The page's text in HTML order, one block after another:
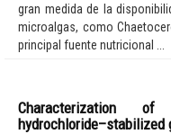
gran medida de la
microalgas, como
principal fuente nutricional ...
Characterization
hydrochloride–stabilized